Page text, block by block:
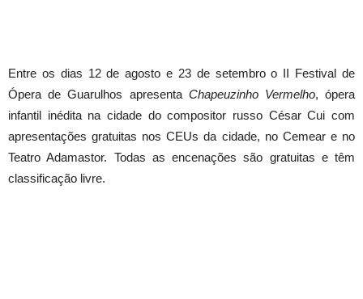
Entre os dias 12 de agosto e 23 de setembro o II Festival de
Ópera de Guarulhos apresenta Chapeuzinho Vermelho, ópera
infantil inédita na cidade do compositor russo César Cui com
apresentações gratuitas nos CEUs da cidade, no Cemear e no
Teatro Adamastor. Todas as encenações são gratuitas e têm
classificação livre.